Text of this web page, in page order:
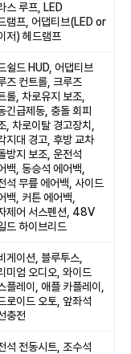
스 루프, LED
램프, 어댑티브(LED or
저) 헤드램프
쉴드 HUD, 어댑티브
즈 컨트롤, 크루즈
롤, 차로유지 보조,
긴급제동, 충돌 회피
, 차로이탈 경고장치,
지대 경고, 후방 교차
방지 보조, 운전석
백, 동승석 에어백,
석 무릎 에어백, 사이드
백, 커튼 에어백,
제어 서스펜션, 48V
드 하이브리드
게이션, 블루투스,
미엄 오디오, 와이드
플레이, 애플 카플레이,
로이드 오토, 앞좌석
충전
석 전동시트, 조수석